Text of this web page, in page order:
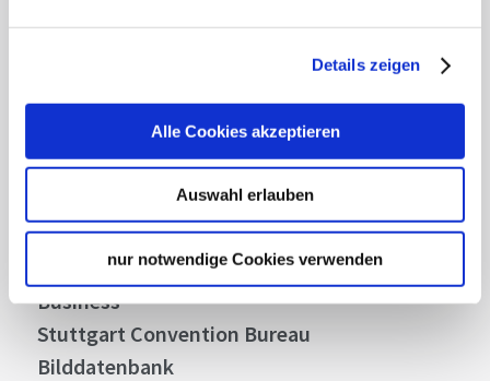
Details zeigen
Alle Cookies akzeptieren
Auswahl erlauben
nur notwendige Cookies verwenden
Stellenangebote
Business
Stuttgart Convention Bureau
Bilddatenbank